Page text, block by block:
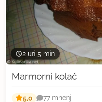
2 uri 5 min
Marmorni kolač
5,0 77 mnenj